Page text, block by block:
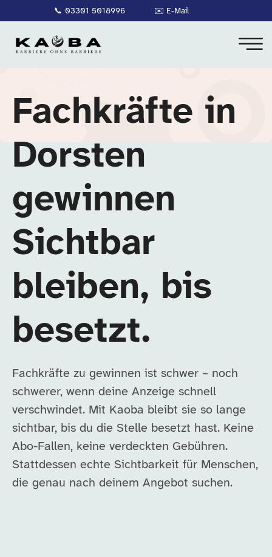
📞 03301 5018996 ✉️ E-Mail
Fachkräfte in
Dorsten
gewinnen
Sichtbar
bleiben, bis
besetzt.
Fachkräfte zu gewinnen ist schwer – noch
schwerer, wenn deine Anzeige schnell
verschwindet. Mit Kaoba bleibt sie so lange
sichtbar, bis du die Stelle besetzt hast. Keine
Abo-Fallen, keine verdeckten Gebühren.
Stattdessen echte Sichtbarkeit für Menschen,
die genau nach deinem Angebot suchen.